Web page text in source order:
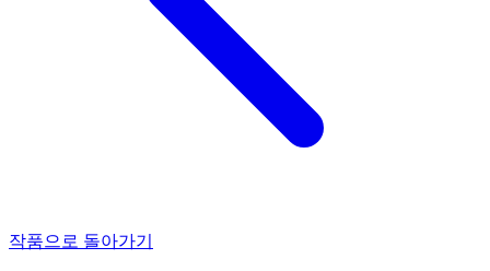
작품으로 돌아가기